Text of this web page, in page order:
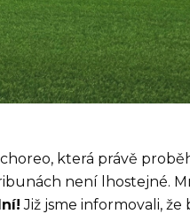
která právě
není lhostejné.
Již jsme informovali,